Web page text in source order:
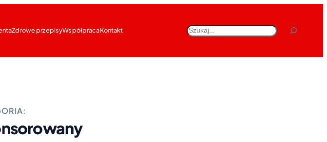
Zdrowe przepisyWspółpracaKontakt Szukaj